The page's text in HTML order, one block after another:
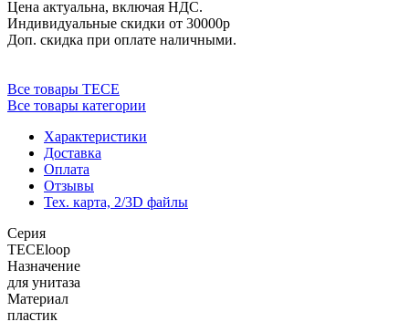
Цена актуальна, включая НДС.
Индивидуальные скидки от 30000р
Доп. скидка при оплате наличными.
Все товары TECE
Все товары категории
Характеристики
Доставка
Оплата
Отзывы
Тех. карта, 2/3D файлы
Серия
TECEloop
Назначение
для унитаза
Материал
пластик